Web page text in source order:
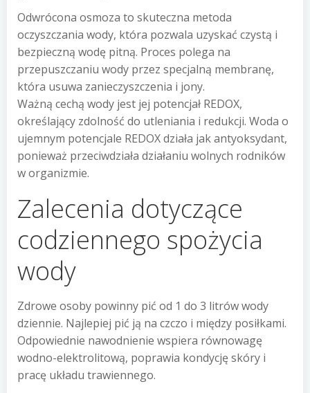
Odwrócona osmoza to skuteczna metoda
oczyszczania wody, która pozwala uzyskać czystą i
bezpieczną wodę pitną. Proces polega na
przepuszczaniu wody przez specjalną membranę,
która usuwa zanieczyszczenia i jony.
Ważną cechą wody jest jej potencjał REDOX,
określający zdolność do utleniania i redukcji. Woda o
ujemnym potencjale REDOX działa jak antyoksydant,
ponieważ przeciwdziała działaniu wolnych rodników
w organizmie.
Zalecenia dotyczące
codziennego spożycia
wody
Zdrowe osoby powinny pić od 1 do 3 litrów wody
dziennie. Najlepiej pić ją na czczo i między posiłkami.
Odpowiednie nawodnienie wspiera równowagę
wodno-elektrolitową, poprawia kondycję skóry i
pracę układu trawiennego.